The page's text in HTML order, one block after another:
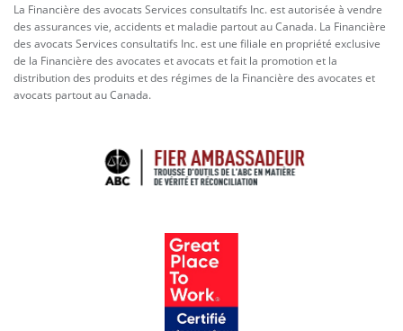
La Financière des avocats Services consultatifs Inc. est autorisée à vendre
des assurances vie, accidents et maladie partout au Canada. La Financière
des avocats Services consultatifs Inc. est une filiale en propriété exclusive
de la Financière des avocates et avocats et fait la promotion et la
distribution des produits et des régimes de la Financière des avocates et
avocats partout au Canada.